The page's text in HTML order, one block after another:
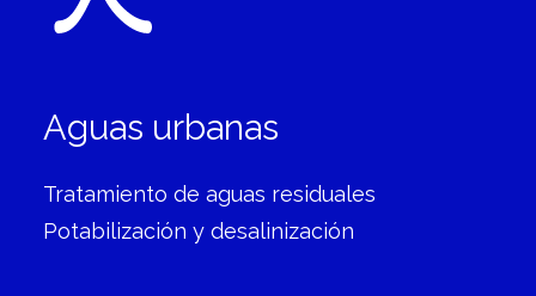
Aguas urbanas
Tratamiento de aguas residuales
Potabilización y desalinización